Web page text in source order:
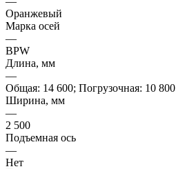
Оранжевый
Марка осей
—
BPW
Длина, мм
—
Общая: 14 600; Погрузочная: 10 800
Ширина, мм
—
2 500
Подъемная ось
—
Нет